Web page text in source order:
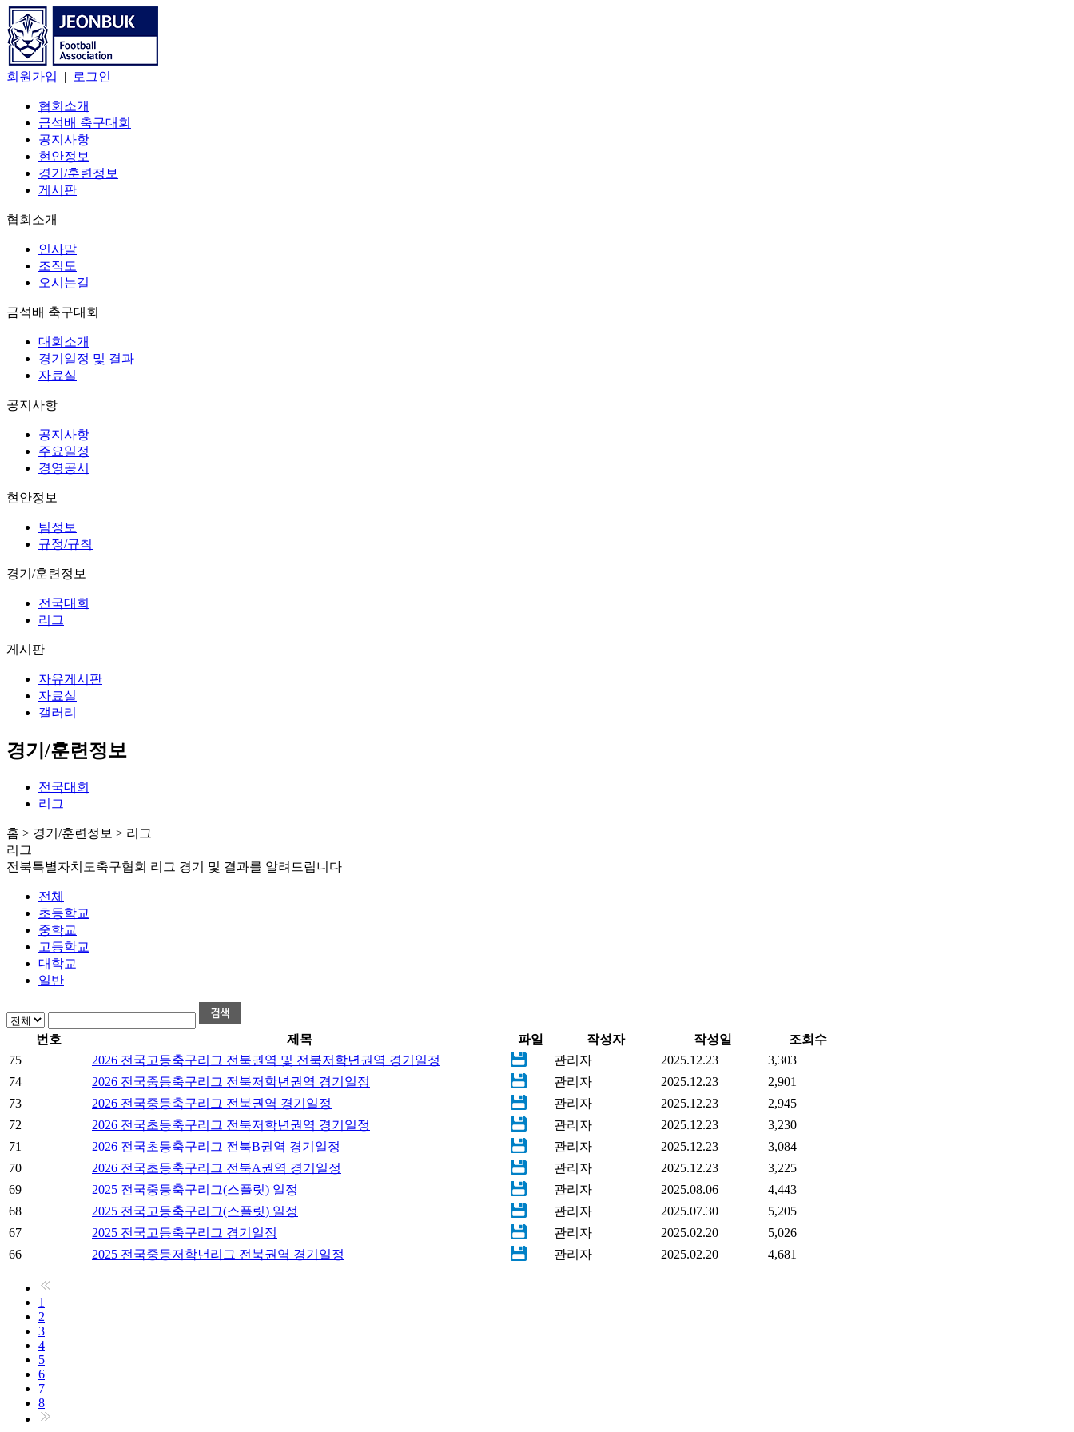
회원가입 | 로그인
협회소개
금석배 축구대회
공지사항
현안정보
경기/훈련정보
게시판
협회소개
인사말
조직도
오시는길
금석배 축구대회
대회소개
경기일정 및 결과
자료실
공지사항
공지사항
주요일정
경영공시
현안정보
팀정보
규정/규칙
경기/훈련정보
전국대회
리그
게시판
자유게시판
자료실
갤러리
경기/훈련정보
전국대회
리그
홈 > 경기/훈련정보 > 리그
리그
전북특별자치도축구협회 리그 경기 및 결과를 알려드립니다
전체
초등학교
중학교
고등학교
대학교
일반
번호 제목 파일 작성자 작성일
조회수
75
2026 전국고등축구리그 전북권역 및 전북저학년권역 경기일정 관리자 2025.12.23
3,303
74
2026 전국중등축구리그 전북저학년권역 경기일정 관리자 2025.12.23
2,901
73
2026 전국중등축구리그 전북권역 경기일정 관리자 2025.12.23
2,945
72
2026 전국초등축구리그 전북저학년권역 경기일정 관리자 2025.12.23
3,230
71
2026 전국초등축구리그 전북B권역 경기일정 관리자 2025.12.23
3,084
70
2026 전국초등축구리그 전북A권역 경기일정 관리자 2025.12.23
3,225
69
2025 전국중등축구리그(스플릿) 일정 관리자 2025.08.06
4,443
68
2025 전국고등축구리그(스플릿) 일정 관리자 2025.07.30
5,205
67
2025 전국고등축구리그 경기일정 관리자 2025.02.20
5,026
66
2025 전국중등저학년리그 전북권역 경기일정 관리자 2025.02.20 4,681
1
2
3
4
5
6
7
8